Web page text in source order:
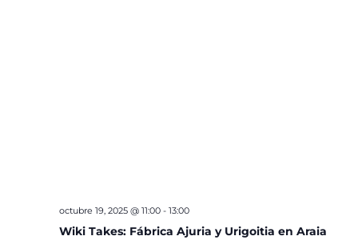
Wiki Takes: Fábrica Ajuria y Urigoitia en Araia
octubre 19, 2025 @ 11:00- 13:00